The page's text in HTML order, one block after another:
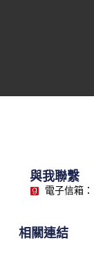
與我聯繫
電子信箱
相關連結